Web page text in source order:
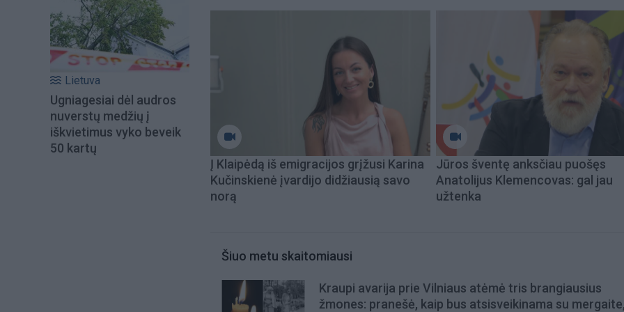
Lietuva
Ugniagesiai dėl audros
nuverstų medžių į
iškvietimus vyko beveik
50 kartų
Į Klaipėdą iš emigracijos grįžusi Karina
Kučinskienė įvardijo didžiausią savo
norą
Jūros šventę anksčiau puošęs
Anatolijus Klemencovas: gal jau
užtenka
Šiuo metu skaitomiausi
Kraupi avarija prie Vilniaus atėmė tris brangiausius
žmones: pranešė, kaip bus atsisveikinama su